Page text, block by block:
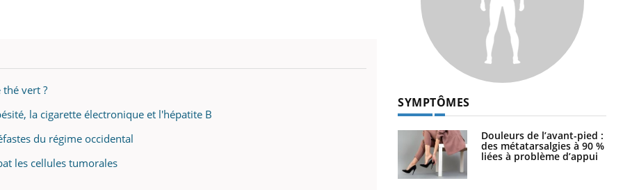
vert ?
la cigarette électronique et l'hépatite B
du régime occidental
les cellules tumorales
SYMPTÔMES
Douleurs de l’avant-pied :
des métatarsalgies à 90 %
liées à problème d’appui